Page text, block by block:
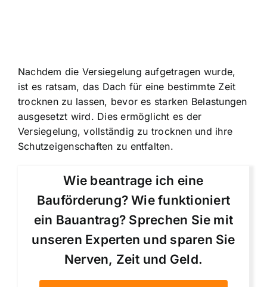
Nachdem die Versiegelung aufgetragen wurde,
ist es ratsam, das Dach für eine bestimmte Zeit
trocknen zu lassen, bevor es starken Belastungen
ausgesetzt wird. Dies ermöglicht es der
Versiegelung, vollständig zu trocknen und ihre
Schutzeigenschaften zu entfalten.
Wie beantrage ich eine
Bauförderung? Wie funktioniert
ein Bauantrag? Sprechen Sie mit
unseren Experten und sparen Sie
Nerven, Zeit und Geld.